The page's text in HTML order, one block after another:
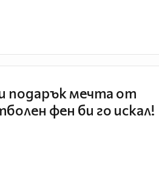
подарък мечта от
фен би го искал!